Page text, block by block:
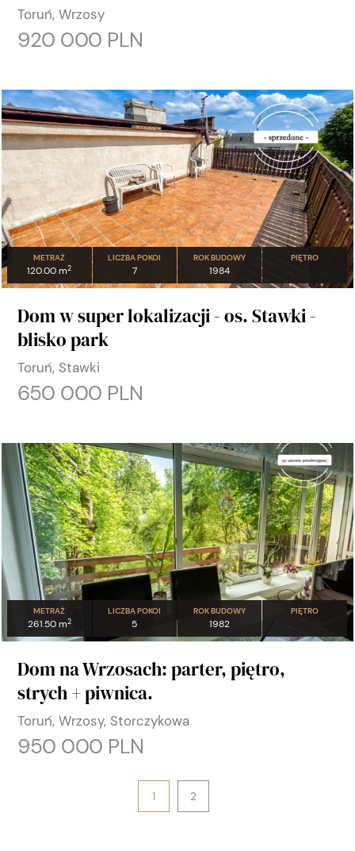
Toruń, Wrzosy
920 000 PLN
METRAŻ
120.00 m2
LICZBA POKOI
7
ROK BUDOWY
1984
PIĘTRO
Dom w super lokalizacji - os. Stawki -
blisko park
Toruń, Stawki
650 000 PLN
METRAŻ
261.50 m2
LICZBA POKOI
5
ROK BUDOWY
1982
PIĘTRO
Dom na Wrzosach: parter, piętro,
strych + piwnica.
Toruń, Wrzosy, Storczykowa
950 000 PLN
1 2